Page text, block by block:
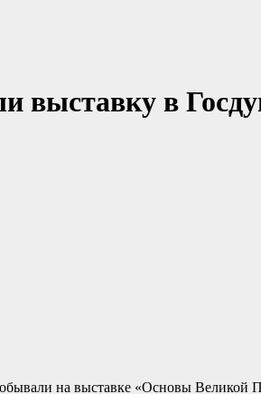
выставку в
на выставке «Основы